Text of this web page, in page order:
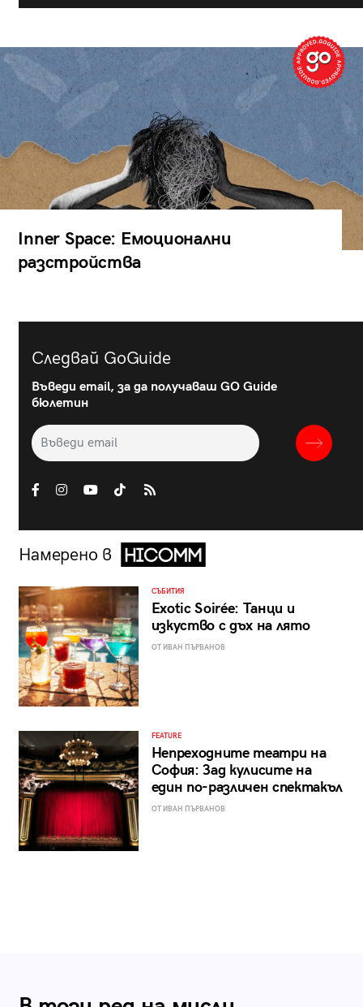
Inner Space: Емоционални
разстройства
Следвай GoGuide
Въведи email, за да получаваш GO Guide
бюлетин
Намерено в
СЪБИТИЯ
Exotic Soirée: Танци и
изкуство с дъх на лято
ОТ ИВАН ПЪРВАНОВ
FEATURE
Непреходните театри на
София: Зад кулисите на
един по-различен спектакъл
ОТ ИВАН ПЪРВАНОВ